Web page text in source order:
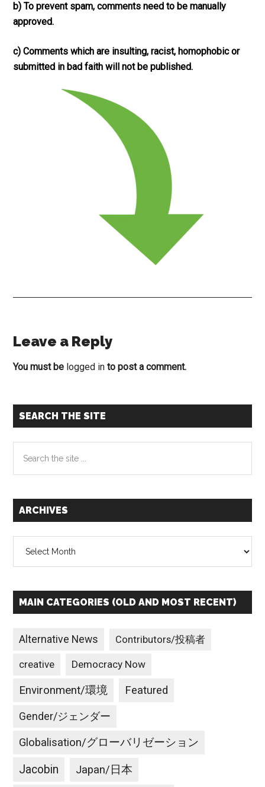
b) To prevent spam, comments need to be manually
approved.
c) Comments which are insulting, racist, homophobic or
submitted in bad faith will not be published.
Reader
Interactions
Leave a Reply
You must be logged in to post a comment.
Primary
Sidebar
SEARCH THE SITE
the
ARCHIVES
MAIN CATEGORIES (OLD AND MOST RECENT)
Alternative News Contributors/投稿者
creative Democracy Now
Environment/環境 Featured
Gender/ジェンダー
Globalisation/グローバリゼーション
Jacobin Japan/日本